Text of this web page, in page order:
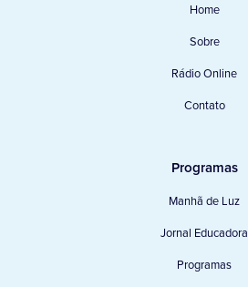
Home
Sobre
Rádio Online
Contato
Programas
Manhã de Luz
Jornal Educadora
Programas